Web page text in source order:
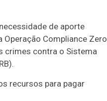
de aporte
Compliance
crimes contra o Sistema
recursos para pagar